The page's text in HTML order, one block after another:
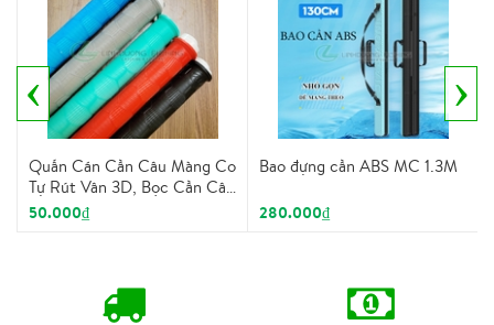
Quấn Cán Cần Câu Màng Co
Tự Rút Vân 3D, Bọc Cần Câu
Cao Su, Cuấn Cán Cần Tự
50.000₫
Bao đựng cần ABS MC 1.3M
280.000₫
‹ ›